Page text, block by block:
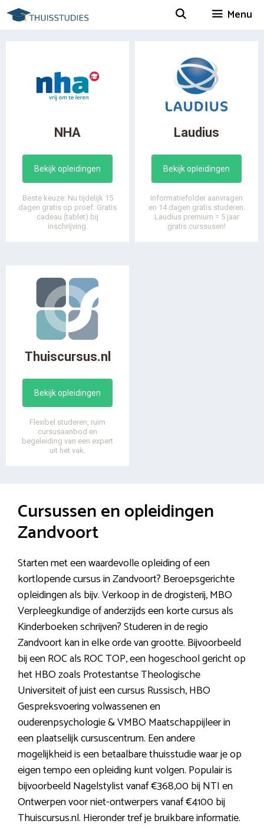
Spring
naar
Menu
NHA
Bekijk opleidingen
Beste keuze: Nu tijdelijk 15
dagen gratis op proef. Gratis
cadeau (tablet) bij
inschrijving.
Laudius
Bekijk opleidingen
Informatiefolder aanvragen
en 14 dagen gratis studeren.
Laudius premium = 5 jaar
gratis curssusen!
Thuiscursus.nl
Bekijk opleidingen
Flexibel studeren, ruim
cursusaanbod en
begeleiding van een expert
uit het vak.
Cursussen en opleidingen
Zandvoort
Starten met een waardevolle opleiding of een
kortlopende cursus in Zandvoort? Beroepsgerichte
opleidingen als bijv. Verkoop in de drogisterij, MBO
Verpleegkundige of anderzijds een korte cursus als
Kinderboeken schrijven? Studeren in de regio
Zandvoort kan in elke orde van grootte. Bijvoorbeeld
bij een ROC als ROC TOP, een hogeschool gericht op
het HBO zoals Protestantse Theologische
Universiteit of juist een cursus Russisch, HBO
Gespreksvoering volwassenen en
ouderenpsychologie & VMBO Maatschappijleer in
een plaatselijk cursuscentrum. Een andere
mogelijkheid is een betaalbare thuisstudie waar je op
eigen tempo een opleiding kunt volgen. Populair is
bijvoorbeeld Nagelstylist vanaf €368,00 bij NTI en
Ontwerpen voor niet-ontwerpers vanaf €4100 bij
Thuiscursus.nl. Hieronder tref je bruikbare informatie.